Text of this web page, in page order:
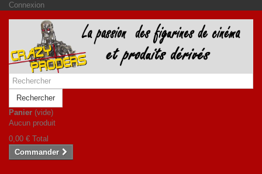
Connexion
Rechercher
Panier (vide)
Aucun produit
0,00 € Total
Commander